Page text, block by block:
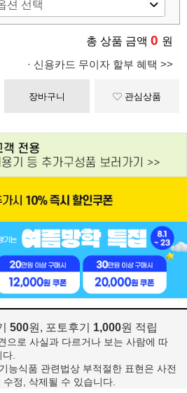
총 상품 금액 0 원
· 신용카드 무이자 할부 혜택 >>
장바구니 관심상품
500원, 포토후기 1,000원 적립
으로 사실과 다르거나 보는 사람에 따
다.
능식품 관련법상 부적절한 표현은 사전
정, 삭제될 수 있습니다.